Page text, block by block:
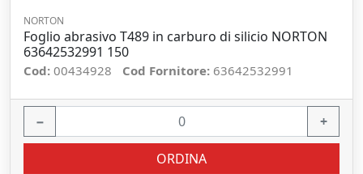
NORTON
Foglio abrasivo T489 in carburo di silicio NORTON
63642532991 150
Cod: 00434928 Cod Fornitore: 63642532991
− +
ORDINA